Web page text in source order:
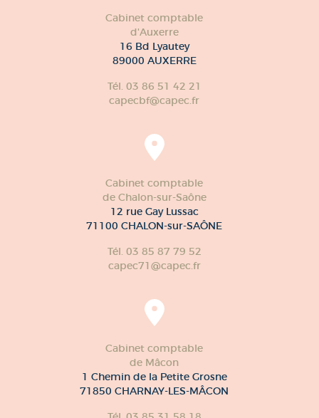
Cabinet comptable
d'Auxerre
16 Bd Lyautey
89000 AUXERRE
Tél. 03 86 51 42 21
capecbf@capec.fr
Cabinet comptable
de Chalon-sur-Saône
12 rue Gay Lussac
71100 CHALON-sur-SAÔNE
Tél. 03 85 87 79 52
capec71@capec.fr
Cabinet comptable
de Mâcon
1 Chemin de la Petite Grosne
71850 CHARNAY-LES-MÂCON